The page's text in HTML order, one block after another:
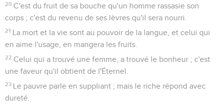
20 C'est du fruit de sa bouche qu'un homme rassasie son
corps ; c'est du revenu de ses lèvres qu'il sera nourri.
21 La mort et la vie sont au pouvoir de la langue, et celui qui
en aime l'usage, en mangera les fruits.
22 Celui qui a trouvé une femme, a trouvé le bonheur ; c'est
une faveur qu'il obtient de l'Éternel.
23 Le pauvre parle en suppliant ; mais le riche répond avec
dureté.